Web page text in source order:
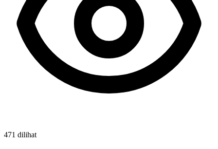
471 dilihat